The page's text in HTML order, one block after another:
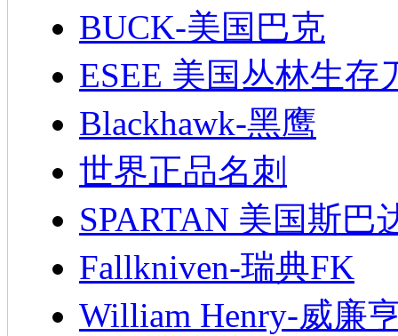
BUCK-美国巴克
ESEE 美国丛林生存
Blackhawk-黑鹰
世界正品名刺
SPARTAN 美国斯巴
Fallkniven-瑞典FK
William Henry-威廉